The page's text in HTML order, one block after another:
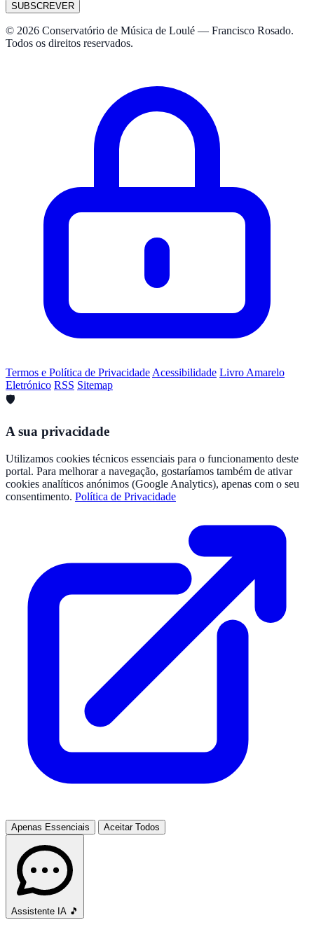
SUBSCREVER
© 2026 Conservatório de Música de Loulé — Francisco Rosado.
Todos os direitos reservados.
Termos e Política de Privacidade Acessibilidade Livro Amarelo
Eletrónico RSS Sitemap
🛡️
A sua privacidade
Utilizamos cookies técnicos essenciais para o funcionamento deste
portal. Para melhorar a navegação, gostaríamos também de ativar
cookies analíticos anónimos (Google Analytics), apenas com o seu
consentimento. Política de Privacidade
Apenas Essenciais Aceitar Todos
Assistente IA 🎵